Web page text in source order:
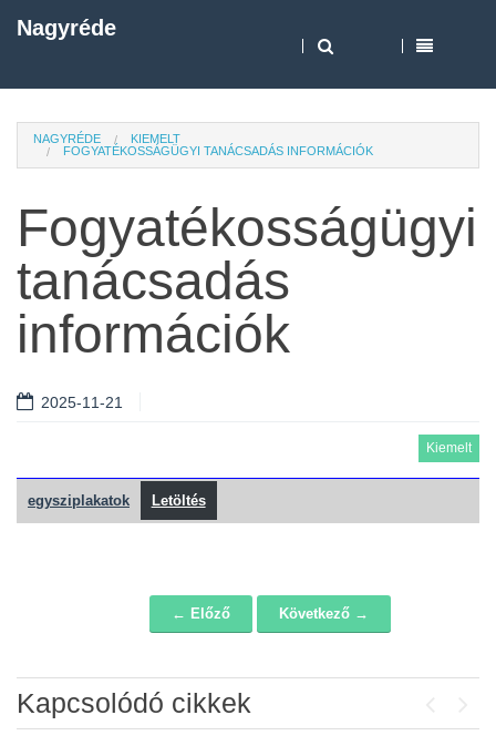
Nagyréde
NAGYRÉDE
KIEMELT
FOGYATÉKOSSÁGÜGYI TANÁCSADÁS INFORMÁCIÓK
Fogyatékosságügyi
tanácsadás
információk
2025-11-21
Kiemelt
egysziplakatok Letöltés
← Előző Következő →
Kapcsolódó cikkek